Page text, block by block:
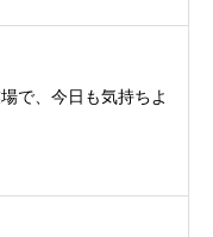
で、今日も気持ちよ